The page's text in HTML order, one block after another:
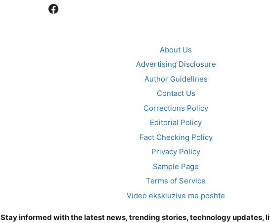
Facebook
About Us
Advertising Disclosure
Author Guidelines
Contact Us
Corrections Policy
Editorial Policy
Fact Checking Policy
Privacy Policy
Sample Page
Terms of Service
Video ekskluzive me poshte
Stay informed with the latest news, trending stories, technology updates,